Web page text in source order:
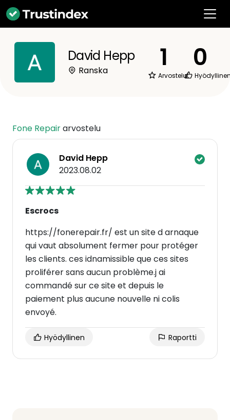
David Hepp
Ranska 1
Arvostelut
0
Fone Repairarvostelu
David Hepp
2023.08.02
Escrocs
https://fonerepair.fr/ est un site d arnaque
qui vaut absolument fermer pour protéger
les clients. ces idnamissible que ces sites
proliférer sans aucun problème.j ai
commandé sur ce site et depuis le
paiement plus aucune nouvelle ni colis
envoyé.
Hyödyllinen Raportti